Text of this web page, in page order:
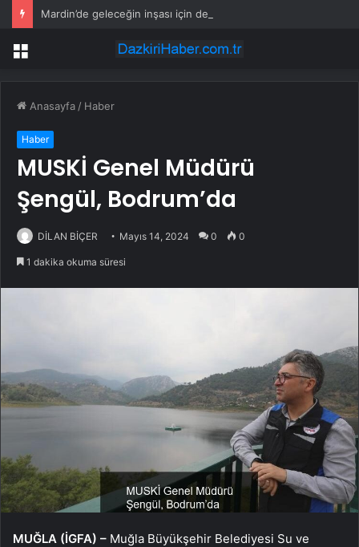
Menü
Anasayfa / Haber
Haber
MUSKİ Genel Müdürü
Şengül, Bodrum’da
DİLAN BİÇER Mayıs 14, 2024 0 0
1 dakika okuma süresi
MUĞLA (İGFA) – Muğla Büyükşehir Belediyesi Su ve